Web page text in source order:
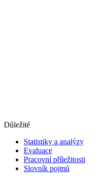
Důležité
Statistiky a analýzy
Evaluace
Pracovní příležitosti
Slovník pojmů